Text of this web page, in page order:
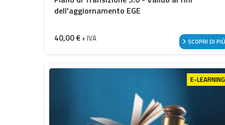
dell'aggiornamento EGE
40,00€+ IVA SCOPRI DI PIÙ
E-LEARNING